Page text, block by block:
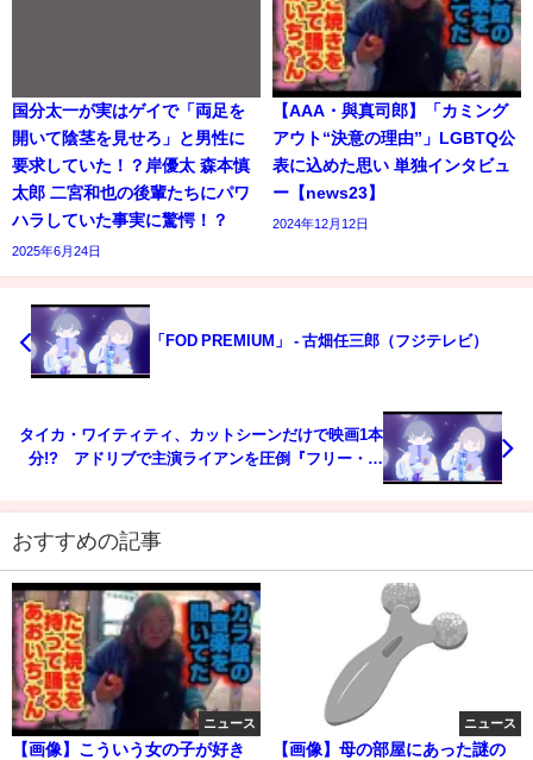
国分太一が実はゲイで「両足を
開いて陰茎を見せろ」と男性に
要求していた！？岸優太 森本慎
太郎 二宮和也の後輩たちにパワ
ハラしていた事実に驚愕！？
2025年6月24日
【AAA・與真司郎】「カミング
アウト“決意の理由”」LGBTQ公
表に込めた思い 単独インタビュ
ー【news23】
2024年12月12日
「FOD PREMIUM」 - 古畑任三郎（フジテレビ）
タイカ・ワイティティ、カットシーンだけで映画1本
分!? アドリブで主演ライアンを圧倒『フリー・ガ
おすすめの記事
ニュース
【画像】こういう女の子が好き
ニュース
【画像】母の部屋にあった謎の